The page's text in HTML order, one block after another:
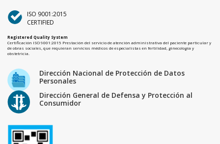
ISO 9001:2015
CERTIFIED
Registered Quality System
Certificación ISO 9001:2015 Prestación del servicio de atención administrativa del paciente particular y
de obras sociales, que requieran servicios médicos de especialistas en fertilidad, ginecología y
obstetricia.
Dirección Nacional de Protección de Datos
Personales
Dirección General de Defensa y Protección al
Consumidor